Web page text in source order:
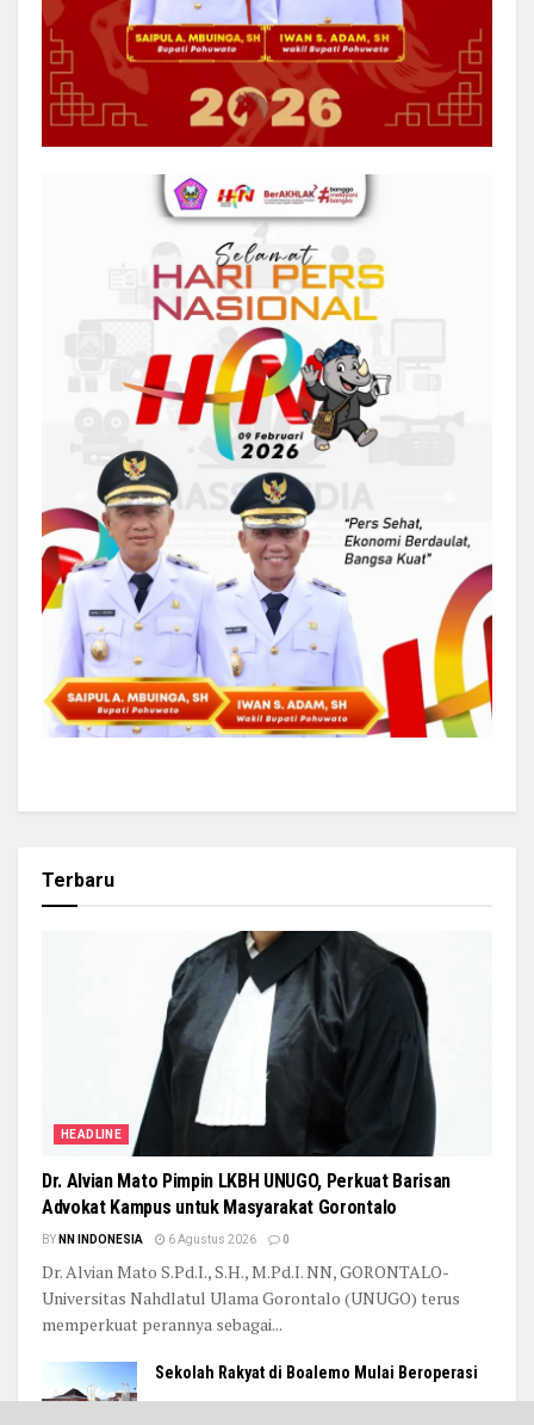
Terbaru
HEADLINE
Dr. Alvian Mato Pimpin LKBH UNUGO, Perkuat Barisan
Advokat Kampus untuk Masyarakat Gorontalo
BY NN INDONESIA 6 Agustus 2026 0
Dr. Alvian Mato S.Pd.I., S.H., M.Pd.I. NN, GORONTALO-
Universitas Nahdlatul Ulama Gorontalo (UNUGO) terus
memperkuat perannya sebagai...
Sekolah Rakyat di Boalemo Mulai Beroperasi